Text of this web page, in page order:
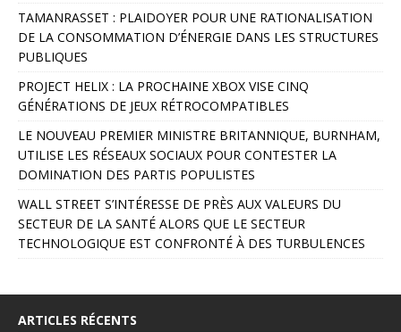
r
n
a
t
i
v
e
:
TAMANRASSET : PLAIDOYER POUR UNE RATIONALISATION
DE LA CONSOMMATION D’ÉNERGIE DANS LES STRUCTURES
PUBLIQUES
PROJECT HELIX : LA PROCHAINE XBOX VISE CINQ
GÉNÉRATIONS DE JEUX RÉTROCOMPATIBLES
LE NOUVEAU PREMIER MINISTRE BRITANNIQUE, BURNHAM,
UTILISE LES RÉSEAUX SOCIAUX POUR CONTESTER LA
DOMINATION DES PARTIS POPULISTES
WALL STREET S’INTÉRESSE DE PRÈS AUX VALEURS DU
SECTEUR DE LA SANTÉ ALORS QUE LE SECTEUR
TECHNOLOGIQUE EST CONFRONTÉ À DES TURBULENCES
ARTICLES RÉCENTS